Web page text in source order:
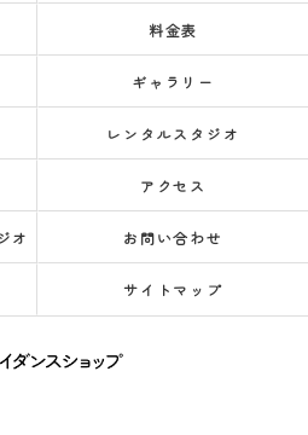
料金表
ギャラリー
レンタルスタジオ
アクセス
オ お問い合わせ
サイトマップ